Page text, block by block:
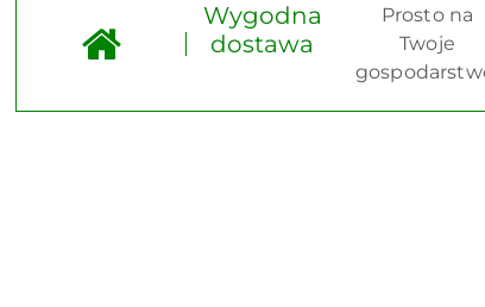
Wygodna
dostawa
Prosto na
Twoje